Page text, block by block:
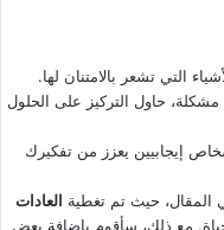
التي تشعر بالامتنان لها.
حاول التركيز على الحلول
إيجابيين يعزز من تفكيرك
المقال، حيث تم تغطية العادات
مع ذلك، سأقوم بإضافة بعض